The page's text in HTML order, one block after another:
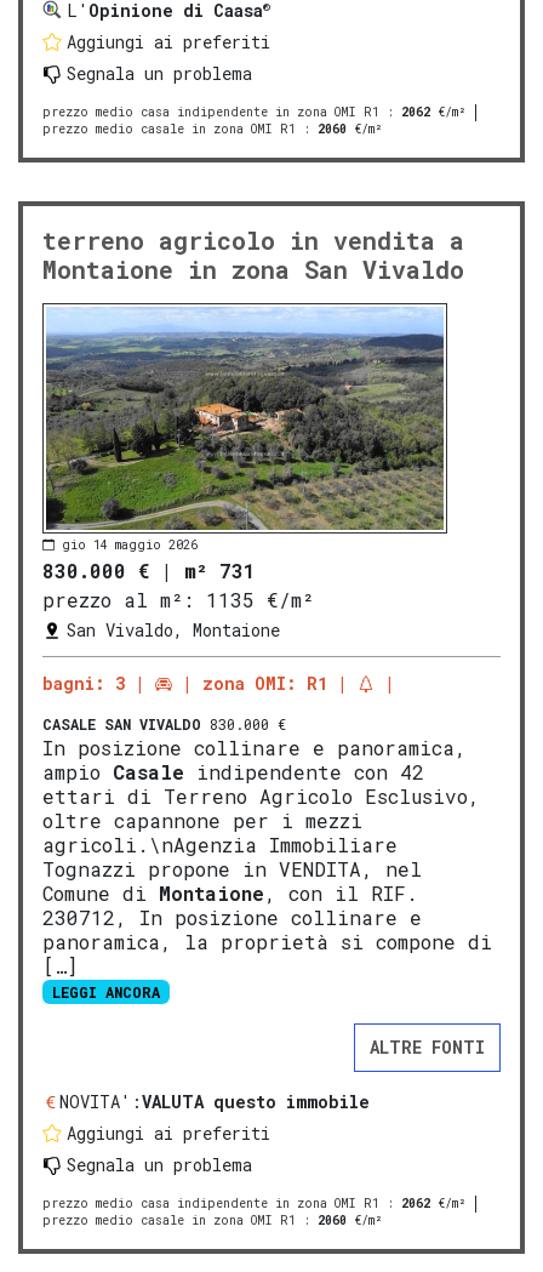
L' Opinione di Caasa®
Aggiungi ai preferiti
Segnala un problema
prezzo medio casa indipendente in zona OMI R1 : 2062 €/m²
prezzo medio casale in zona OMI R1
: 2060 €/m²
terreno agricolo in vendita a
Montaione in zona San Vivaldo
gio 14 maggio 2026
830.000 € | m² 731
prezzo al m²:
1135 €/m²
San Vivaldo, Montaione
bagni: 3 zona OMI: R1
CASALE SAN VIVALDO 830.000 €
In posizione collinare e panoramica,
ampio Casale indipendente con 42
ettari di Terreno Agricolo Esclusivo,
oltre capannone per i mezzi
agricoli.\nAgenzia Immobiliare
Tognazzi propone in VENDITA, nel
Comune di Montaione, con il RIF.
230712, In posizione collinare e
panoramica, la proprietà si compone di
[…]
LEGGI ANCORA
ALTRE FONTI
NOVITA':VALUTA questo immobile
Aggiungi ai preferiti
Segnala un problema
prezzo medio casa indipendente in zona OMI R1 : 2062 €/m²
prezzo medio casale in zona OMI R1
: 2060 €/m²